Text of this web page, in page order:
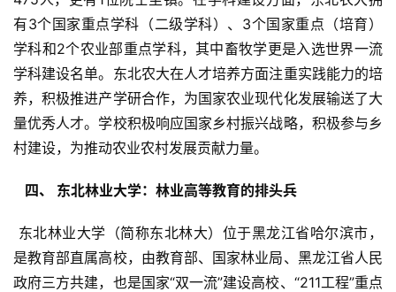
有3个国家重点学科（二级学科）、3个国家重点（培育）
学科和2个农业部重点学科，其中畜牧学更是入选世界一流
学科建设名单。东北农大在人才培养方面注重实践能力的培
养，积极推进产学研合作，为国家农业现代化发展输送了大
量优秀人才。学校积极响应国家乡村振兴战略，积极参与乡
村建设，为推动农业农村发展贡献力量。
  四、 东北林业大学：林业高等教育的排头兵
是教育部直属高校，由教育部、国家林业局、黑龙江省人民
政府三方共建，也是国家“双一流”建设高校、“211工程”重点